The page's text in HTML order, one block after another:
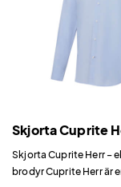
Skjorta Cuprite
Skjorta Cuprite Herr –
brodyr Cuprite Herr är